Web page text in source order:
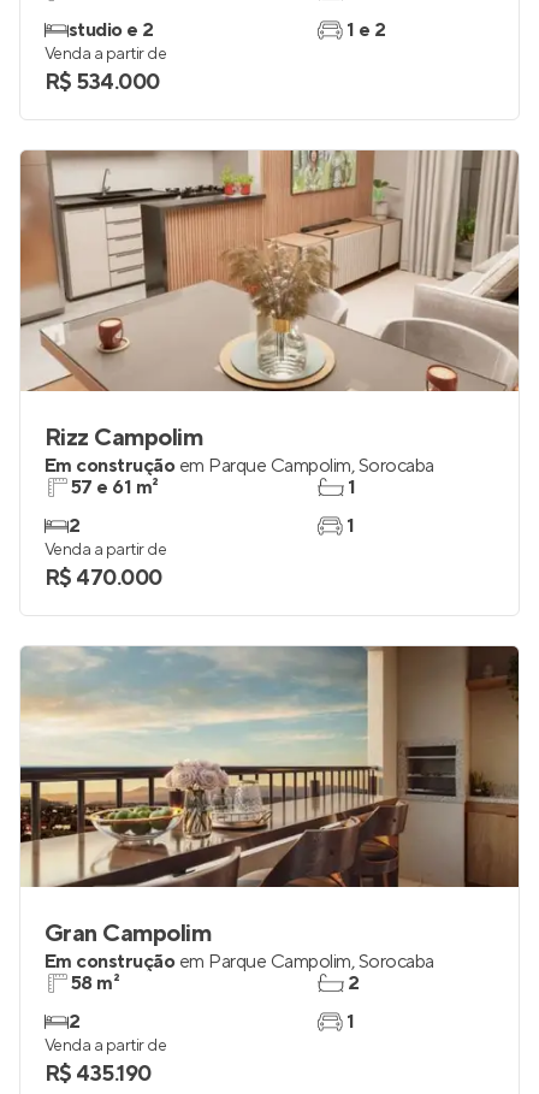
studio e 2
1 e 2
Venda a partir de
R$ 534.000
Rizz Campolim
Em construção em Parque Campolim,Sorocaba
57 e 61 m²
2
1
1
Venda a partir de
R$ 470.000
Gran Campolim
Em construção em Parque Campolim,Sorocaba
58 m²
2
2
1
Venda a partir de
R$ 435.190